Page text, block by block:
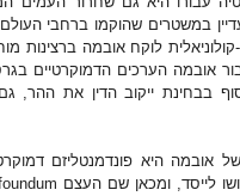
במשטרים שהוקמו ברחבי
קולוניאלית לוקח אובמה ברצינות
אובמה הערכים הדמוקרטיים
בבחינת ייקוב הדין את ההר,
אובמה היא פונדמנטליזם
לייסד, ומכאן שם העצם